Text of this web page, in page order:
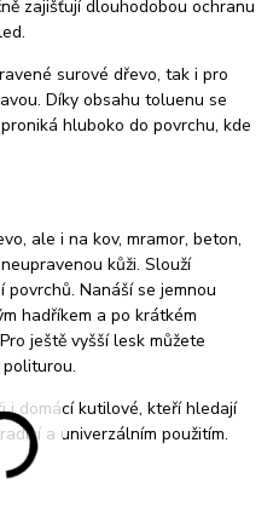
zajišťují dlouhodobou ochranu
surové dřevo, tak i pro
Díky obsahu toluenu se
hluboko do povrchu, kde
ale i na kov, mramor, beton,
kůži. Slouží
povrchů. Nanáší se jemnou
hadříkem a po krátkém
ještě vyšší lesk můžete
domácí kutilové, kteří hledají
a univerzálním použitím.